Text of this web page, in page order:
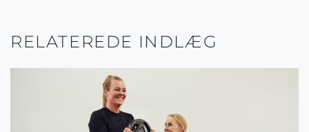
RELATEREDE INDLÆG